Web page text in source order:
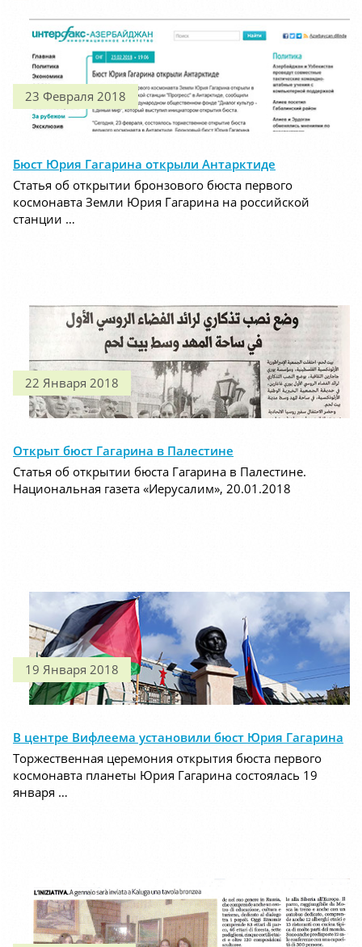
23 Февраля 2018
Бюст Юрия Гагарина открыли Антарктиде
Статья об открытии бронзового бюста первого
космонавта Земли Юрия Гагарина на российской
станции …
22 Января 2018
Открыт бюст Гагарина в Палестине
Статья об открытии бюста Гагарина в Палестине.
Национальная газета «Иерусалим», 20.01.2018
19 Января 2018
В центре Вифлеема установили бюст Юрия Гагарина
Торжественная церемония открытия бюста первого
космонавта планеты Юрия Гагарина состоялась 19
января …